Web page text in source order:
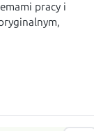
pracy i